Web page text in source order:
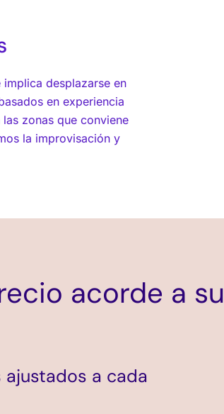
desplazarse en
en experiencia
zonas que conviene
la improvisación y
acorde a su
ajustados a cada